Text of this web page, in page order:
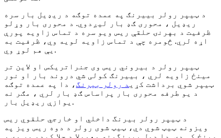
د ټیپر رولر بییرنګ په عمده توګه د ریډیل بار سره
ریډیل ، محوری ګډ بار لیږدوي. د محوری بار وړلو
ظرفیت د بهرنۍ حلقې ریس ویو سره د تماس زاویه پورې
اړه لري. څومره چې د تماس زاویه لویه وي، ظرفیت به
یې هم لوړ وي.
ټیپر رولر د بیروني ریس وی جنراتریکس او لاین تر
مینځ زاویه لري ، بییرنګ کولی شي دروند بار او نور
ټیپر شوي برداشت کړي د رولر بیرنگ، دا په عمده توګه
د یو طرفه محوری بار پراساس ګډ بار لري ، مګر نه
یوازې ریډیل بار.
د ټیپر رولر بیرنگ داخلي او خارجي حلقوي ریس
ویزونه ټیټ شوي دي، ټیټ شوی رولر د دوه ریس ویز په
مینځ کې دی. دا ډول بیرنگونه معمولا د جلا کیدو وړ وي ،